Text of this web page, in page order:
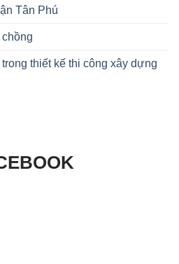
Tân Phú
thiết kế thi công xây dựng